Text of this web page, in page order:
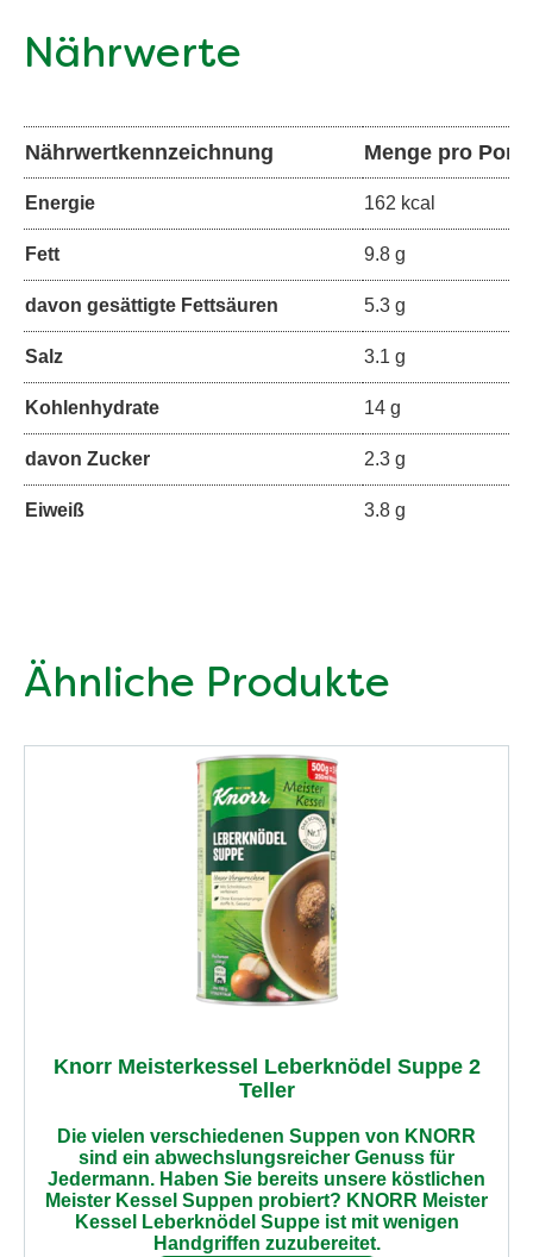
Nährwerte
Nährwertkennzeichnung Menge pro
Energie 162 kcal
Fett 9.8 g
davon gesättigte Fettsäuren 5.3 g
Salz 3.1 g
Kohlenhydrate 14 g
davon Zucker 2.3 g
Eiweiß 3.8 g
Ähnliche Produkte
Knorr Meisterkessel Leberknödel Suppe 2
Teller
Die vielen verschiedenen Suppen von KNORR
sind ein abwechslungsreicher Genuss für
Jedermann. Haben Sie bereits unsere köstlichen
Meister Kessel Suppen probiert? KNORR Meister
Kessel Leberknödel Suppe ist mit wenigen
Handgriffen zuzubereitet.